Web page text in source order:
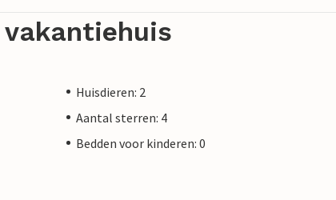
Huisdieren: 2
Aantal sterren: 4
Bedden voor kinderen: 0